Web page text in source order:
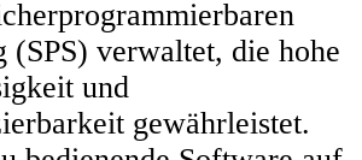
(SPS) verwaltet, die hohe
und
gewährleistet.